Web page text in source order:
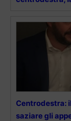
Centrodestra:
saziare gli